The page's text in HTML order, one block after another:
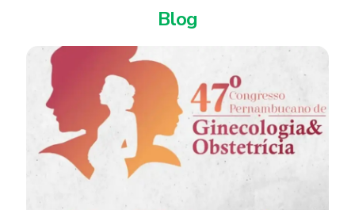
Blog